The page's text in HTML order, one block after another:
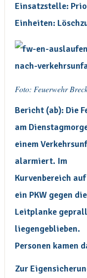
Einsatzstelle:
Einheiten:
Foto: Feuerwehr
Bericht (ab): Die
am
einem
alarmiert. Im
Kurvenbereich
ein PKW gegen die
Leitplanke
liegengeblieben.
Personen kamen
Zur